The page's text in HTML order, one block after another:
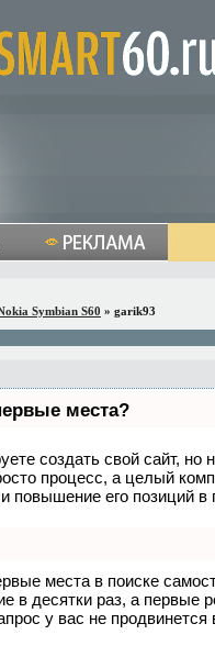
Symbian S60 » garik93
места?
создать свой сайт, но
процесс, а целый
повышение его позиций в
места в поиске
в десятки раз, а первые
у вас не